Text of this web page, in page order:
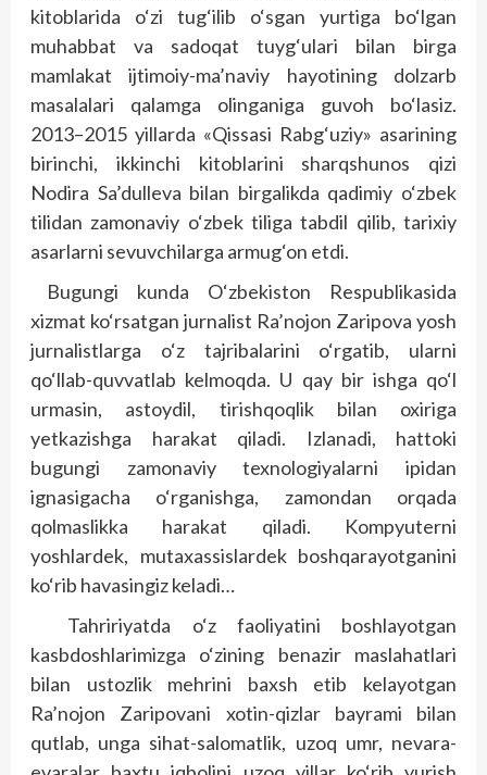
kitoblarida o‘zi tug‘ilib o‘sgan yurtiga bo‘lgan
muhabbat va sadoqat tuyg‘ulari bilan birga
mamlakat ijtimoiy-ma’naviy hayotining dolzarb
masalalari qalamga olinganiga guvoh bo‘lasiz.
2013–2015 yillarda «Qissasi Rabg‘uziy» asarining
birinchi, ikkinchi kitoblarini sharqshunos qizi
Nodira Sa’dulleva bilan birgalikda qadimiy o‘zbek
tilidan zamonaviy o‘zbek tiliga tabdil qilib, tarixiy
asarlarni sevuvchilarga armug‘on etdi.
Bugungi kunda O‘zbekiston Respublikasida
xizmat ko‘rsatgan jurnalist Ra’nojon Zaripova yosh
jurnalistlarga o‘z tajribalarini o‘rgatib, ularni
qo‘llab-quvvatlab kelmoqda. U qay bir ishga qo‘l
urmasin, astoydil, tirishqoqlik bilan oxiriga
yetkazishga harakat qiladi. Izlanadi, hattoki
bugungi zamonaviy texnologiyalarni ipidan
ignasigacha o‘rganishga, zamondan orqada
qolmaslikka harakat qiladi. Kompyuterni
yoshlardek, mutaxassislardek boshqarayotganini
ko‘rib havasingiz keladi…
Tahririyatda o‘z faoliyatini boshlayotgan
kasbdoshlarimizga o‘zining benazir maslahatlari
bilan ustozlik mehrini baxsh etib kelayotgan
Ra’nojon Zaripovani xotin-qizlar bayrami bilan
qutlab, unga sihat-salomatlik, uzoq umr, nevara-